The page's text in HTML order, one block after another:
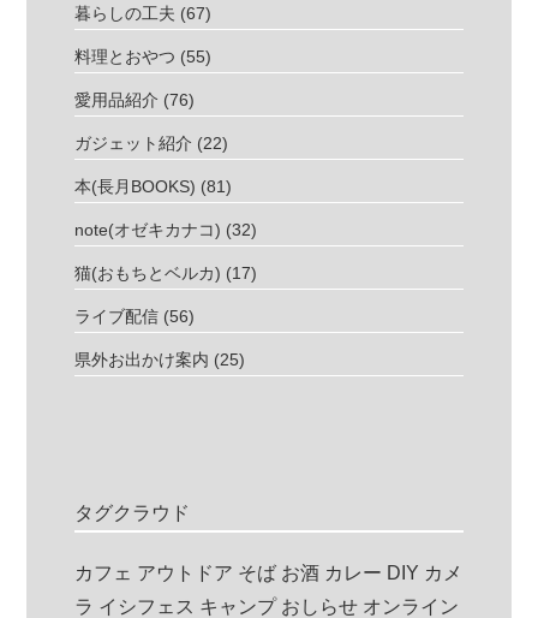
暮らしの工夫 (67)
料理とおやつ (55)
愛用品紹介 (76)
ガジェット紹介 (22)
本(長月BOOKS) (81)
note(オゼキカナコ) (32)
猫(おもちとベルカ) (17)
ライブ配信 (56)
県外お出かけ案内 (25)
タグクラウド
カフェ アウトドア そば お酒 カレー DIY カメ
ラ イシフェス キャンプ おしらせ オンライン